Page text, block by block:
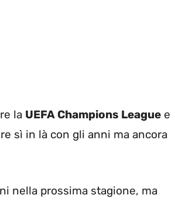
la UEFA Champions League e
sì in là con gli anni ma ancora
nella prossima stagione, ma